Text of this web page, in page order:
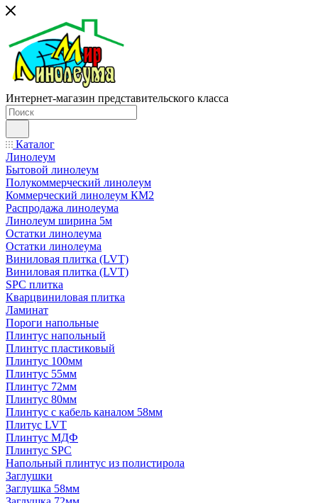
Интернет-магазин представительского класса
Каталог
Линолеум
Бытовой линолеум
Полукоммерческий линолеум
Коммерческий линолеум КМ2
Распродажа линолеума
Линолеум ширина 5м
Остатки линолеума
Остатки линолеума
Виниловая плитка (LVT)
Виниловая плитка (LVT)
SPC плитка
Кварцвиниловая плитка
Ламинат
Пороги напольные
Плинтус напольный
Плинтус пластиковый
Плинтус 100мм
Плинтус 55мм
Плинтус 72мм
Плинтус 80мм
Плинтус с кабель каналом 58мм
Плитус LVT
Плинтус МДФ
Плинтус SPC
Напольный плинтус из полистирола
Заглушки
Заглушка 58мм